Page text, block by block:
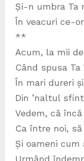
Și-n umbra Ta
În veacuri ce-
**
Acum, la mii
Când spusa
În mari dureri
Din ’naltul
Vedem, că
Ca între noi,
Și oameni
Urmând